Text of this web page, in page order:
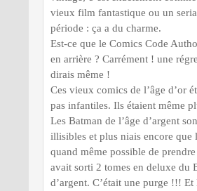
vieux film fantastique ou un
période : ça a du charme.
Est-ce que le Comics Code
en arrière ? Carrément ! une
dirais même !
Ces vieux comics de l’âge d’or
pas infantiles. Ils étaient même
Les Batman de l’âge d’argent
illisibles et plus niais encore que
quand même possible de
avait sorti 2 tomes en deluxe du
d’argent. C’était une purge !!! Et